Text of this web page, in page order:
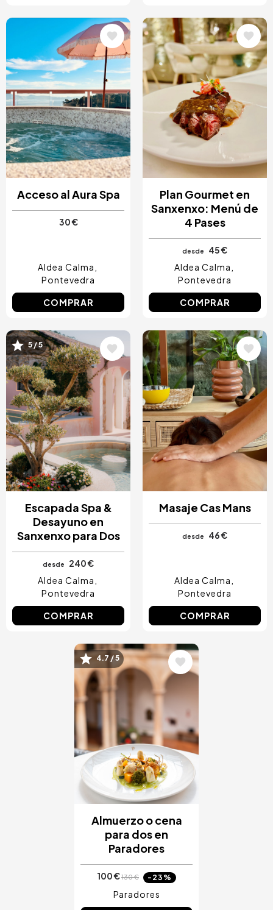
Acceso al Aura Spa
30 €
Aldea Calma
Pontevedra
COMPRAR
Image
Plan Gourmet en
Sanxenxo: Menú de
4 Pases
desde
45 €
Aldea Calma
Pontevedra
COMPRAR
Image
5 / 5
Escapada Spa &
Desayuno en
Sanxenxo para Dos
desde
240 €
Aldea Calma
Pontevedra
COMPRAR
Image
Masaje Cas Mans
desde 46 €
Aldea Calma
Pontevedra
COMPRAR
Image
4.7 / 5
Almuerzo o cena
para dos en
Paradores
100 €130 € -23%
Paradores